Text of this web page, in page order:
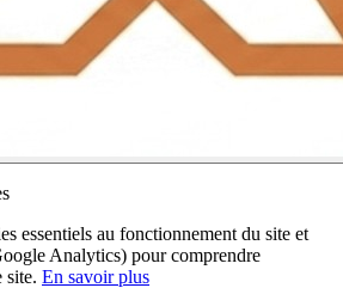
essentiels au fonctionnement du site et
Analytics) pour comprendre
site. En savoir plus